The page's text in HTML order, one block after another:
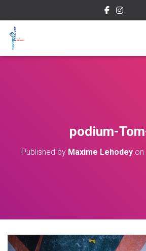
podium-
Published by Maxime Lehodeyon